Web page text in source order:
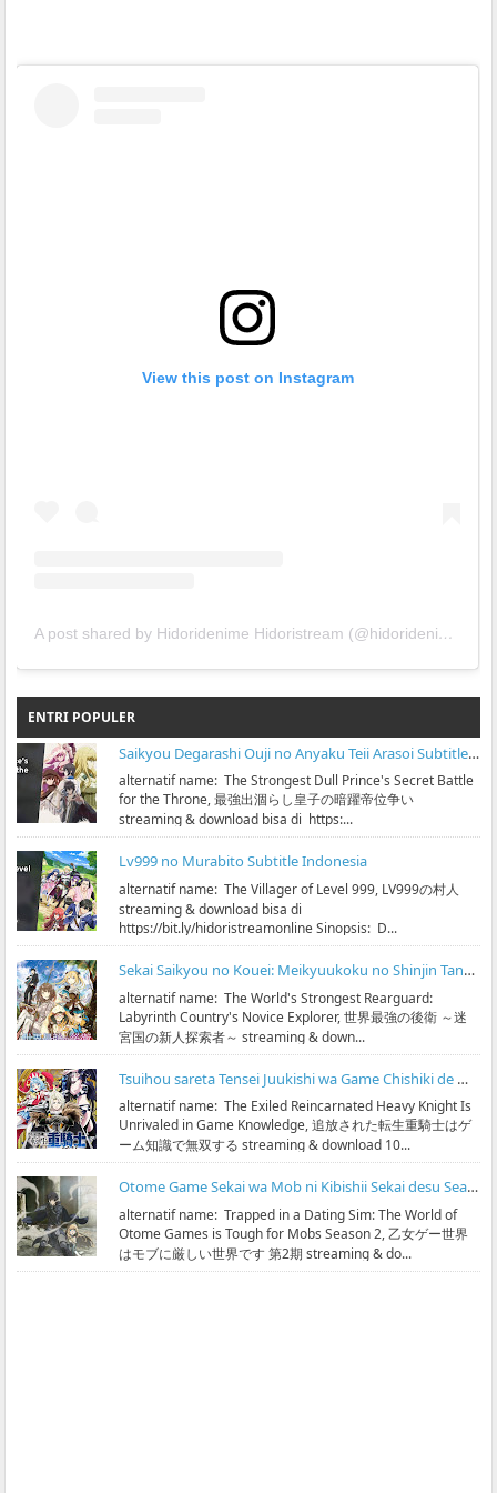
View this post on Instagram
A post shared by Hidoridenime Hidoristream (@hidoridenime)
ENTRI POPULER
Saikyou Degarashi Ouji no Anyaku Teii Arasoi Subtitle Indonesia
alternatif name: The Strongest Dull Prince's Secret Battle
for the Throne, 最強出涸らし皇子の暗躍帝位争い
streaming & download bisa di https:...
Lv999 no Murabito Subtitle Indonesia
alternatif name: The Villager of Level 999, LV999の村人
streaming & download bisa di
https://bit.ly/hidoristreamonline Sinopsis: D...
Sekai Saikyou no Kouei: Meikyuukoku no Shinjin Tansakusha Subtitle Indonesia
alternatif name: The World's Strongest Rearguard:
Labyrinth Country's Novice Explorer, 世界最強の後衛 ～迷
宮国の新人探索者～ streaming & down...
Tsuihou sareta Tensei Juukishi wa Game Chishiki de Musou suru Subtitle Indonesia
alternatif name: The Exiled Reincarnated Heavy Knight Is
Unrivaled in Game Knowledge, 追放された転生重騎士はゲ
ーム知識で無双する streaming & download 10...
Otome Game Sekai wa Mob ni Kibishii Sekai desu Season 2 Subtitle Indonesia
alternatif name: Trapped in a Dating Sim: The World of
Otome Games is Tough for Mobs Season 2, 乙女ゲー世界
はモブに厳しい世界です 第2期 streaming & do...